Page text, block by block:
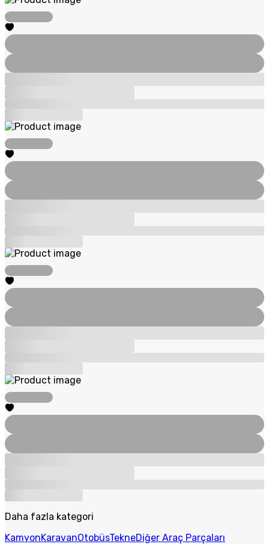
Daha fazla kategori
KamyonKaravanOtobüsTekneDiğer Araç Parçaları